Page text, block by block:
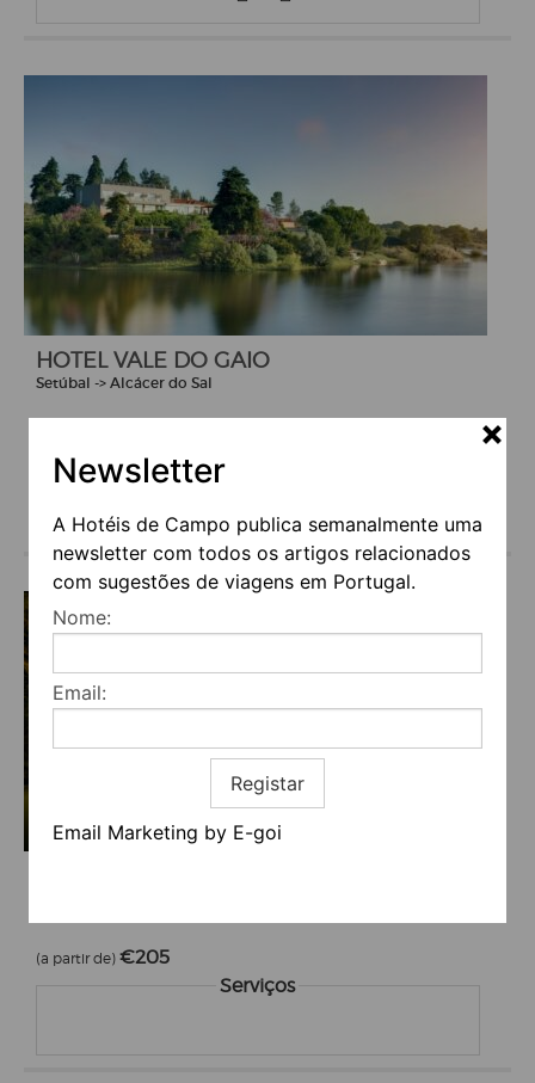
Newsletter
A Hotéis de Campo publica semanalmente uma
newsletter com todos os artigos relacionados
com sugestões de viagens em Portugal.
Nome:
Email:
Registar
Email Marketing by E-goi
HOTEL VALE DO GAIO
Setúbal -> Alcácer do Sal
(a partir de)€129
(a partir de) €205
Serviços